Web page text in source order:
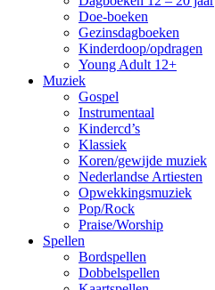
Doe-boeken
Gezinsdagboeken
Kinderdoop/opdragen
Young Adult 12+
Muziek
Gospel
Instrumentaal
Kindercd’s
Klassiek
Koren/gewijde muziek
Nederlandse Artiesten
Opwekkingsmuziek
Pop/Rock
Praise/Worship
Spellen
Bordspellen
Dobbelspellen